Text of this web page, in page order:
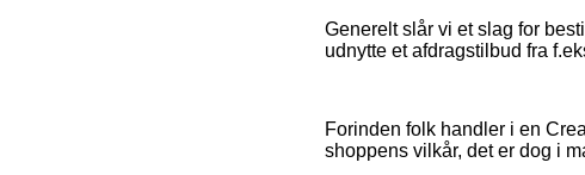
Generelt slår vi et slag for
udnytte et afdragstilbud fra
Forinden folk handler i en
shoppens vilkår, det er dog i